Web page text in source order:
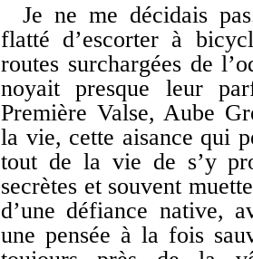
Je ne me décidais
flatté d’escorter à
routes surchargées de
noyait presque leur
Première Valse, Aube
la vie, cette aisance qui
tout de la vie de s’y
secrètes et souvent
d’une défiance native,
une pensée à la fois